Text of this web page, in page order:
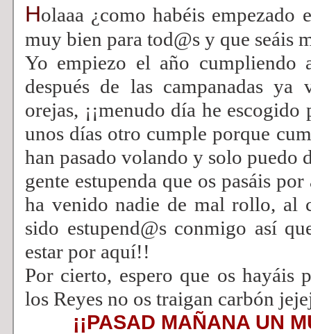
Holaaa ¿como habéis empezado
muy bien para tod@s y que seáis
Yo empiezo el año cumpliendo
después de las campanadas
orejas, ¡¡menudo día he
unos días otro cumple porque
han pasado volando y solo puedo
gente estupenda que os pasáis
ha venido nadie de mal rollo, al
sido estupend@s conmigo así
estar por aquí!!
Por cierto, espero que os hayáis
los Reyes no os traigan carbón
¡¡PASAD MAÑANA UN